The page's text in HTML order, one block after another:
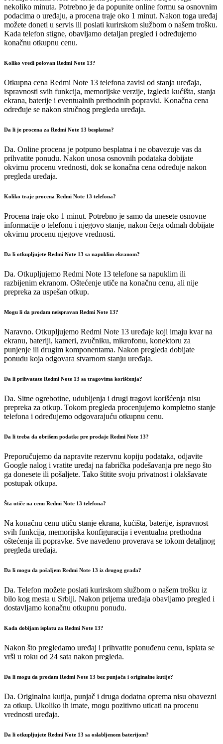
nekoliko minuta. Potrebno je da popunite online formu sa osnovnim
podacima o uređaju, a procena traje oko 1 minut. Nakon toga uređaj
možete doneti u servis ili poslati kurirskom službom o našem trošku.
Kada telefon stigne, obavljamo detaljan pregled i određujemo
konačnu otkupnu cenu.
Koliko vredi polovan Redmi Note 13?
Otkupna cena Redmi Note 13 telefona zavisi od stanja uređaja,
ispravnosti svih funkcija, memorijske verzije, izgleda kućišta, stanja
ekrana, baterije i eventualnih prethodnih popravki. Konačna cena
određuje se nakon stručnog pregleda uređaja.
Da li je procena za Redmi Note 13 besplatna?
Da. Online procena je potpuno besplatna i ne obavezuje vas da
prihvatite ponudu. Nakon unosa osnovnih podataka dobijate
okvirnu procenu vrednosti, dok se konačna cena određuje nakon
pregleda uređaja.
Koliko traje procena Redmi Note 13 telefona?
Procena traje oko 1 minut. Potrebno je samo da unesete osnovne
informacije o telefonu i njegovo stanje, nakon čega odmah dobijate
okvirnu procenu njegove vrednosti.
Da li otkupljujete Redmi Note 13 sa napuklim ekranom?
Da. Otkupljujemo Redmi Note 13 telefone sa napuklim ili
razbijenim ekranom. Oštećenje utiče na konačnu cenu, ali nije
prepreka za uspešan otkup.
Mogu li da prodam neispravan Redmi Note 13?
Naravno. Otkupljujemo Redmi Note 13 uređaje koji imaju kvar na
ekranu, bateriji, kameri, zvučniku, mikrofonu, konektoru za
punjenje ili drugim komponentama. Nakon pregleda dobijate
ponudu koja odgovara stvarnom stanju uređaja.
Da li prihvatate Redmi Note 13 sa tragovima korišćenja?
Da. Sitne ogrebotine, udubljenja i drugi tragovi korišćenja nisu
prepreka za otkup. Tokom pregleda procenjujemo kompletno stanje
telefona i određujemo odgovarajuću otkupnu cenu.
Da li treba da obrišem podatke pre prodaje Redmi Note 13?
Preporučujemo da napravite rezervnu kopiju podataka, odjavite
Google nalog i vratite uređaj na fabrička podešavanja pre nego što
ga donesete ili pošaljete. Tako štitite svoju privatnost i olakšavate
postupak otkupa.
Šta utiče na cenu Redmi Note 13 telefona?
Na konačnu cenu utiču stanje ekrana, kućišta, baterije, ispravnost
svih funkcija, memorijska konfiguracija i eventualna prethodna
oštećenja ili popravke. Sve navedeno proverava se tokom detaljnog
pregleda uređaja.
Da li mogu da pošaljem Redmi Note 13 iz drugog grada?
Da. Telefon možete poslati kurirskom službom o našem trošku iz
bilo kog mesta u Srbiji. Nakon prijema uređaja obavljamo pregled i
dostavljamo konačnu otkupnu ponudu.
Kada dobijam isplatu za Redmi Note 13?
Nakon što pregledamo uređaj i prihvatite ponuđenu cenu, isplata se
vrši u roku od 24 sata nakon pregleda.
Da li mogu da prodam Redmi Note 13 bez punjača i originalne kutije?
Da. Originalna kutija, punjač i druga dodatna oprema nisu obavezni
za otkup. Ukoliko ih imate, mogu pozitivno uticati na procenu
vrednosti uređaja.
Da li otkupljujete Redmi Note 13 sa oslabljenom baterijom?